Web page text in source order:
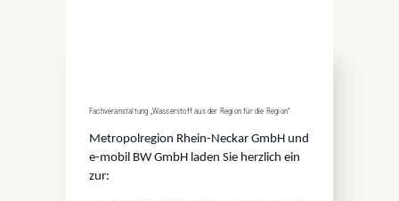
Fachveranstaltung „Wasserstoff aus der Region für die Region“
Metropolregion Rhein-Neckar GmbH und
e-mobil BW GmbH laden Sie herzlich ein
zur: